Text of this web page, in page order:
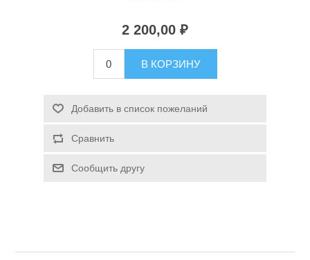
2 200,00 ₽
В КОРЗИНУ
Добавить в список пожеланий
Сравнить
Сообщить другу